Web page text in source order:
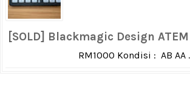
[SOLD] Blackmagic Design
RM1000 Kondisi : AB AA